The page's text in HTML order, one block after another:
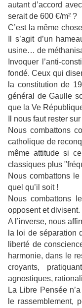
autant d’accord
serait de 600 €/m² ?
C’est la même
Il s’agit d’un
usine… de
Invoquer l’anti-
fondé. Ceux qui
la constitution de
général de Gaulle
que la Ve
Il nous faut rester
Nous combattons
catholique de
même attitude si
classiques plus
Nous combattons
quel qu’il soit !
Nous combattons
opposent et divisent.
A l’inverse, nous
la loi de séparation
liberté de
harmonie, dans le
croyants,
agnostiques,
La Libre Pensée
le rassemblement,